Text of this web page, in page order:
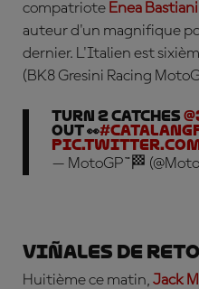
compatriote Enea
auteur d'un magnifique
dernier. L'Italien est
(BK8 Gresini Racing
Turn 2 catches
out 👀
pic.twitter.com/
— MotoGP™🏁
Viñales de
Huitième ce matin, Jack